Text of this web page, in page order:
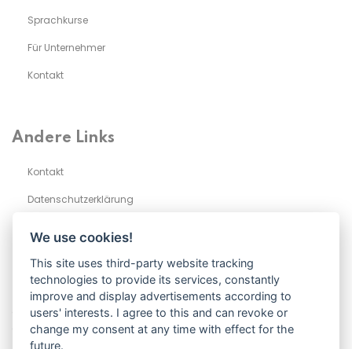
Sprachkurse
Für Unternehmer
Kontakt
Andere Links
Kontakt
Datenschutzerklärung​
Kontakt
Geben Sie Ihre E-Mail-Adresse ein, um sich für unseren Newsletter
anzumelden
We use cookies!
This site uses third-party website tracking
technologies to provide its services, constantly
improve and display advertisements according to
users' interests. I agree to this and can revoke or
change my consent at any time with effect for the
future.